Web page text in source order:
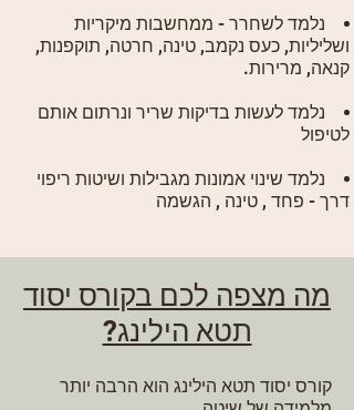
נלמד לשחרר - ממחשבות מיקריות
ושליליות, כעס נקמב, טינה, חרטה, תוקפנות,
קנאה, מרירות.
נלמד לעשות בדיקות שריר ונרתום אותם
לטיפול
נלמד שינוי אמונות מגבילות ושיטות ריפוי
דרך - פחד , טינה , הגשמה
מה מצפה לכם בקורס יסוד
תטא הילינג?
קורס יסוד תטא הילינג הוא הרבה יותר